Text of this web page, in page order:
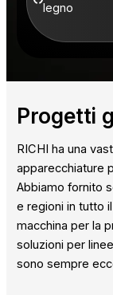
legno
Progetti
RICHI ha una
apparecchiature
Abbiamo fornito
e regioni in tutto
macchina per la
soluzioni per
sono sempre